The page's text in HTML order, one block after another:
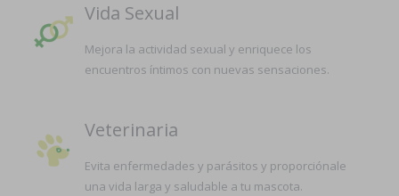
Vida Sexual
Mejora la actividad sexual y enriquece los
encuentros íntimos con nuevas sensaciones.
Veterinaria
Evita enfermedades y parásitos y proporciónale
una vida larga y saludable a tu mascota.